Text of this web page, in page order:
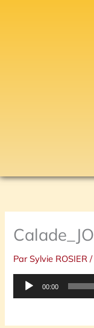
ParSylvie ROSIER
Lecteur
00:00